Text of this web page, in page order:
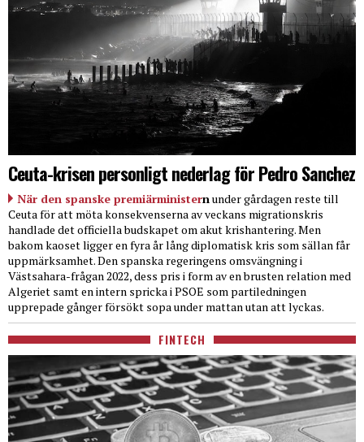
Ceuta-krisen personligt nederlag för Pedro Sanchez
När den spanske premiärministernunder gårdagen reste till
Ceuta för att möta konsekvenserna av veckans migrationskris
handlade det officiella budskapet om akut krishantering. Men
bakom kaoset ligger en fyra år lång diplomatisk kris som sällan får
uppmärksamhet. Den spanska regeringens omsvängning i
Västsahara-frågan 2022, dess pris i form av en brusten relation med
Algeriet samt en intern spricka i PSOE som partiledningen
upprepade gånger försökt sopa under mattan utan att lyckas.
FINTECH